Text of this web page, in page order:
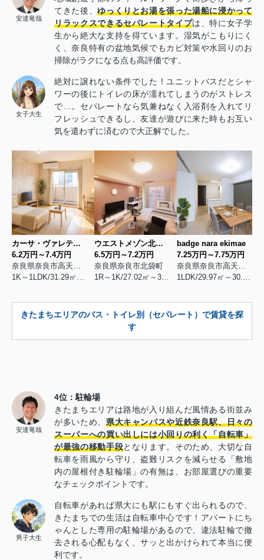
安達竜哉
てきた後、ゆっくりとお湯を張った湯船に浸かって
リラックスできるセパレートタイプは、特に女子学
生から絶大な支持を得ています。湿気がこもりにく
く、奈良特有の盆地気候でもカビ対策や水回りのお
掃除がラクになる点も高評価です。
女子大生
絶対に譲れない条件でした！ユニットバスだとシャ
ワーの後にトイレの床が濡れてしまうのがストレス
で…。セパレートなら気兼ねなく入浴剤を入れてリ
フレッシュできるし、友達が遊びに来た時もお互い
気を遣わずに済むので大正解でした。
カーサ・ヴァレティグレ
6.2万円～7.4万円
ウエストメゾン北袋Ⅰ
6.5万円～7.2万円
奈良県奈良市北袋町
badge nara ekimae
7.25万円～7.75万円
きたまちエリアのバス・トイレ別（セパレート）で賃貸を探
す
安達竜哉
4位：駐輪場
きたまちエリアは路地が入り組んだ風情ある街並み
が多いため、 県大キャンパスや近鉄奈良駅、日々の
スーパーへの買い出しには小回りの利く「自転車」
が最強の移動手段となります。そのため、大切な自
転車を雨風から守り、盗難リスクを減らせる「敷地
内の屋根付き駐輪場」の有無は、お部屋選びの重要
なチェックポイントです。
男子大生
自転車があれば県大にも駅にもすぐ出られるので、
きたまちでの生活は自転車中心です！アパートにち
ゃんとした専用の駐輪場があるので、違法駐輪で撤
去される心配もなく、サッと出かけられて本当に便
利です。